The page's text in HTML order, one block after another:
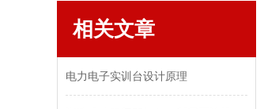
相关文章
电力电子实训台设计原理